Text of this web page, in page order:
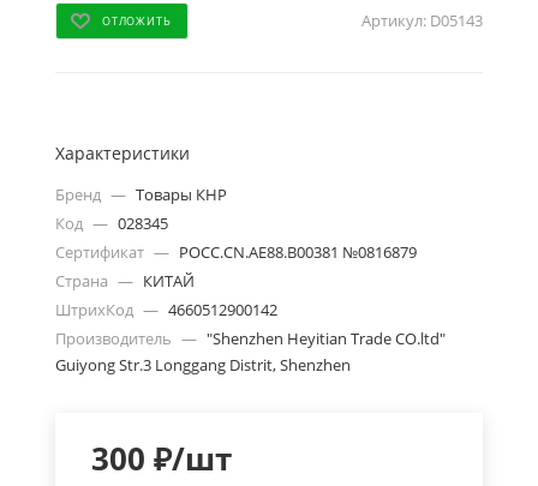
ОТЛОЖИТЬ Артикул: D05143
Характеристики
Бренд — Товары КНР
Код — 028345
Сертификат — РОСС.CN.АЕ88.В00381 №0816879
Страна — КИТАЙ
ШтрихКод — 4660512900142
Производитель — "Shenzhen Heyitian Trade CO.ltd"
Guiyong Str.3 Longgang Distrit, Shenzhen
300 ₽/шт